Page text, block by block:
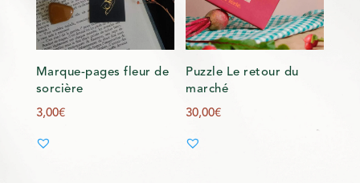
Marque-pages fleur de
sorcière
3,00€
Puzzle Le retour du
marché
30,00€